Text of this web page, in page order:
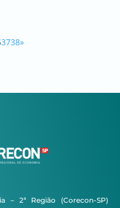
3738»
– 2ª Região (Corecon-SP)